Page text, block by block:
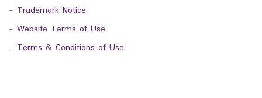
- Trademark Notice
- Website Terms of Use
- Terms & Conditions of Use